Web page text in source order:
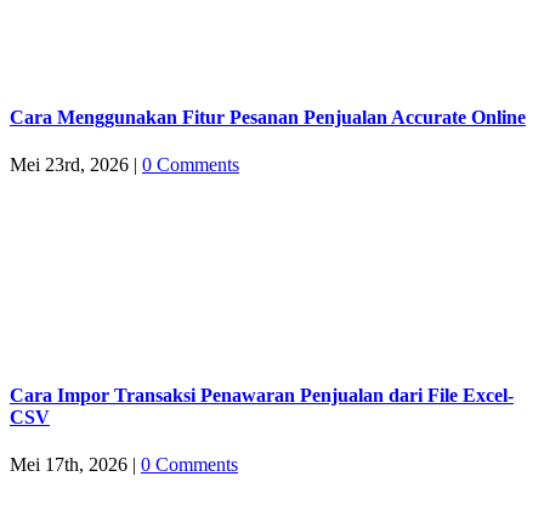
Cara Menggunakan Fitur Pesanan Penjualan Accurate Online
Mei 23rd, 2026 | 0 Comments
Cara Impor Transaksi Penawaran Penjualan dari File Excel-
CSV
Mei 17th, 2026 | 0 Comments